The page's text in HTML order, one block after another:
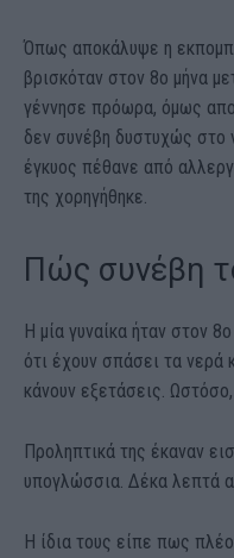
Όπως αποκάλυψε η
βρισκόταν στον 8ο μήνα
γέννησε πρόωρα, όμως
δεν συνέβη δυστυχώς στο
έγκυος πέθανε από
της χορηγήθηκε.
Πώς συνέβη
Η μία γυναίκα ήταν στον
ότι έχουν σπάσει τα νερά
κάνουν εξετάσεις.
Προληπτικά της έκαναν
υπογλώσσια. Δέκα λεπτά
Η ίδια τους είπε πως